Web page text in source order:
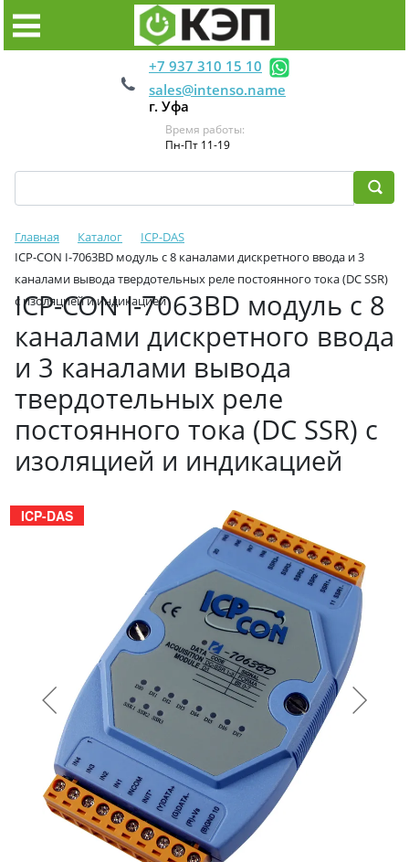
+7 937 310 15 10
sales@intenso.name
г. Уфа
Время работы:
Пн-Пт 11-19
Главная Каталог
ICP-DAS
ICP-CON I-7063BD модуль с 8 каналами дискретного ввода и 3
каналами вывода твердотельных реле постоянного тока (DC SSR)
с изоляцией и индикацией
ICP-CON I-7063BD модуль с 8
каналами дискретного ввода
и 3 каналами вывода
твердотельных реле
постоянного тока (DC SSR) с
изоляцией и индикацией
ICP-DAS